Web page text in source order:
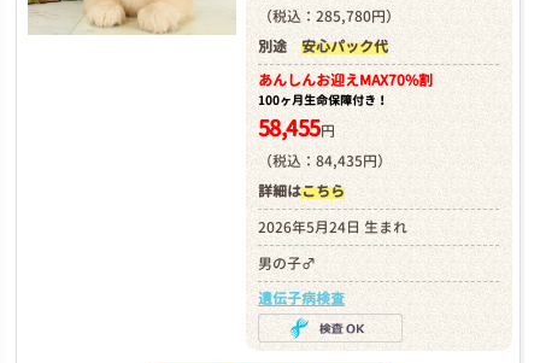
（税込：285,780円）
別途 安心パック代
あんしんお迎えMAX70%割
100ヶ月生命保障付き！
58,455円
（税込：84,435円）
詳細はこちら
2026年5月24日 生まれ
男の子♂
遺伝子病検査